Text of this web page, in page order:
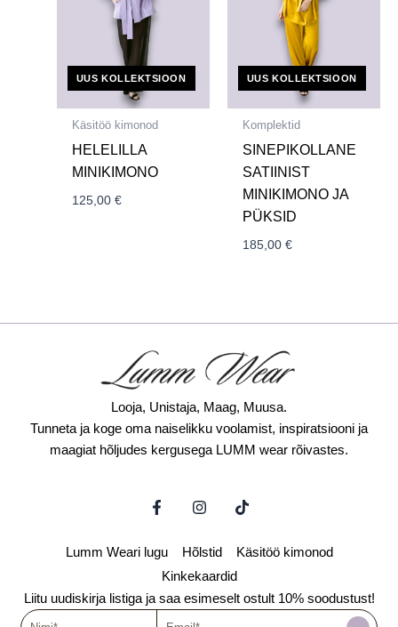
UUS KOLLEKTSIOON
Käsitöö kimonod
HELELILLA
MINIKIMONO
125,00€
UUS KOLLEKTSIOON
Komplektid
SINEPIKOLLANE
SATIINIST
MINIKIMONO JA
PÜKSID
185,00€
Looja, Unistaja, Maag, Muusa.
Tunneta ja koge oma naiselikku voolamist, inspiratsiooni ja
maagiat hõljudes kergusega LUMM wear rõivastes.
F
a
b
o
k
I
n
t
a
g
r
a
m
T
i
t
o
Lumm Weari lugu Hõlstid
Käsitöö kimonod
Kinkekaardid
Liitu uudiskirja listiga ja saa esimeselt ostult 10% soodustust!
Nimi